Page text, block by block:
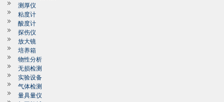
测厚仪
粘度计
酸度计
探伤仪
放大镜
培养箱
物性分析
无损检测
实验设备
气体检测
量具量仪